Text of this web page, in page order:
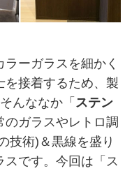
ーガラスを細かく
を接着するため、製
んななか「 ステン
のガラスやレトロ調
技術)＆黒線を盛り
です。今回は「ス